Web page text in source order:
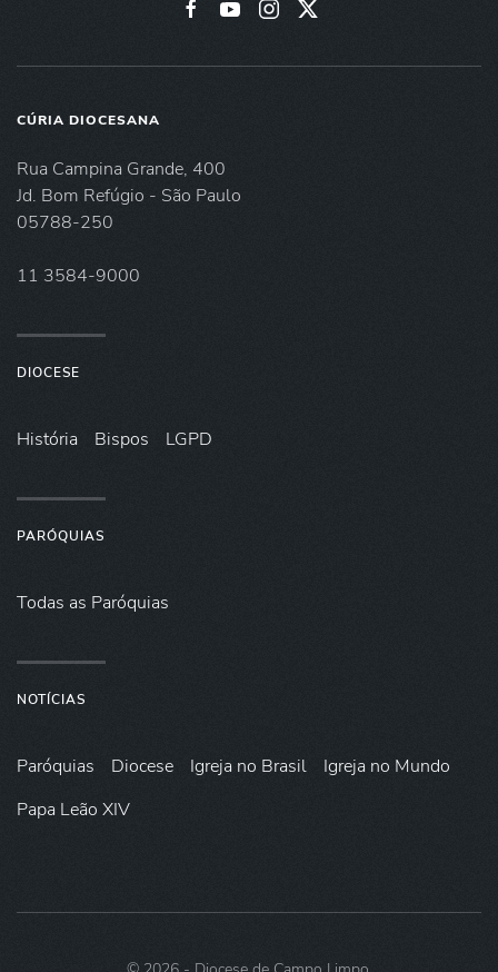
CÚRIA DIOCESANA
Rua Campina Grande, 400
Jd. Bom Refúgio - São Paulo
05788-250
11 3584-9000
DIOCESE
História Bispos LGPD
PARÓQUIAS
Todas as Paróquias
NOTÍCIAS
Paróquias Diocese Igreja no Brasil
Igreja no Mundo
Papa Leão XIV